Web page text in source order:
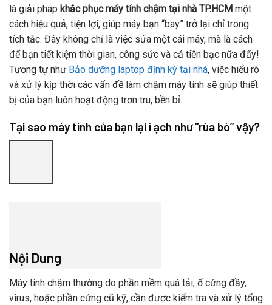
là giải pháp khắc phục máy tính chậm tại nhà TP.HCM một
cách hiệu quả, tiện lợi, giúp máy bạn “bay” trở lại chỉ trong
tích tắc. Đây không chỉ là việc sửa một cái máy, mà là cách
để bạn tiết kiệm thời gian, công sức và cả tiền bạc nữa đấy!
Tương tự như Bảo dưỡng laptop định kỳ tại nhà, việc hiểu rõ
và xử lý kịp thời các vấn đề làm chậm máy tính sẽ giúp thiết
bị của bạn luôn hoạt động trơn tru, bền bỉ.
Tại sao máy tính của bạn lại ì ạch như “rùa bò” vậy?
Nội Dung
Máy tính chậm thường do phần mềm quá tải, ổ cứng đầy,
virus, hoặc phần cứng cũ kỹ, cần được kiểm tra và xử lý tổng